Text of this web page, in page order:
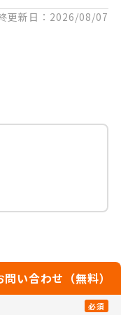
更新日：2026/08/07
い合わせ（無料）
必須